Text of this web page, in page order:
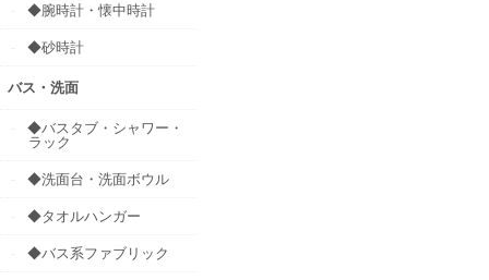
◆腕時計・懐中時計
◆砂時計
バス・洗面
◆バスタブ・シャワー・
ラック
◆洗面台・洗面ボウル
◆タオルハンガー
◆バス系ファブリック